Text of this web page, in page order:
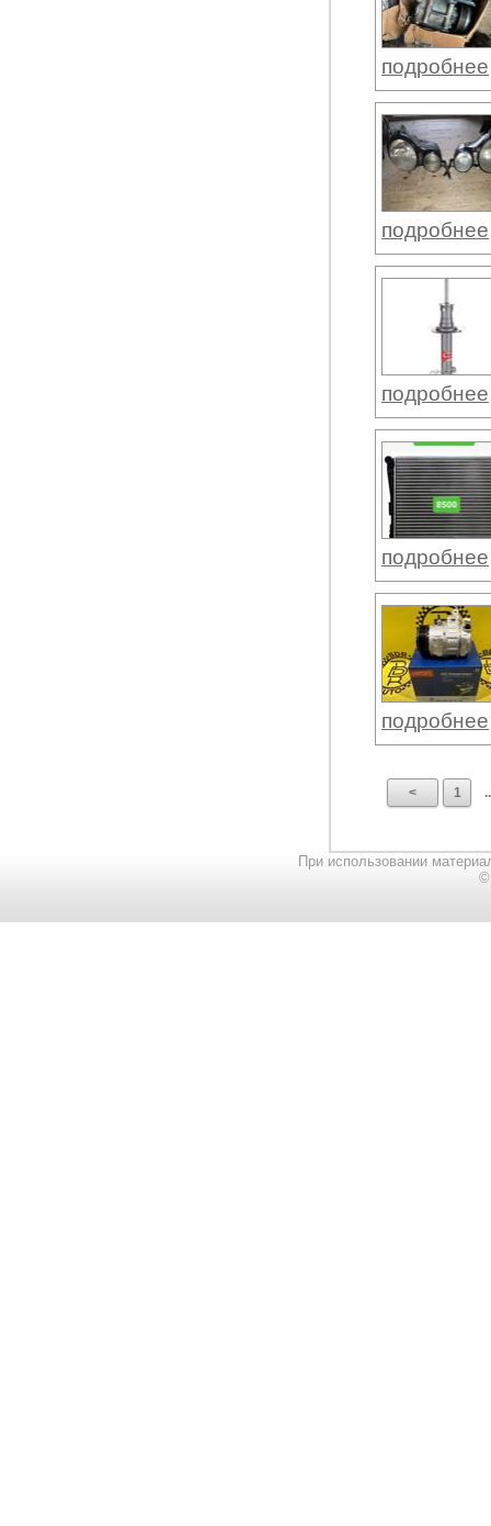
подробнее
подробнее
подробнее
подробнее
подробнее
< 1
При использовании